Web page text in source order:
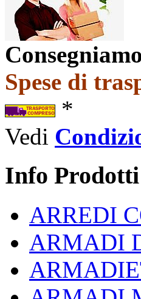
Spese di
*
Vedi
Info Prodotti
ARREDI
ARMADI